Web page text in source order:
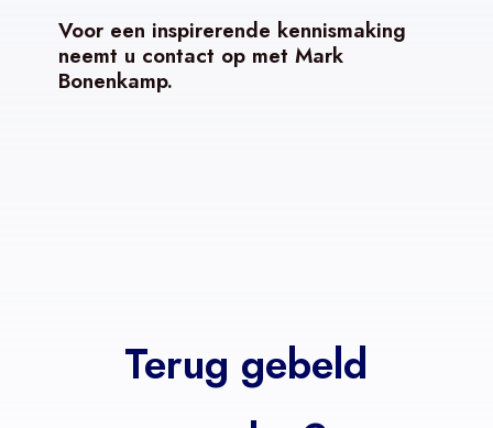
Voor een inspirerende kennismaking
neemt u contact op met Mark
Bonenkamp.
Terug gebeld